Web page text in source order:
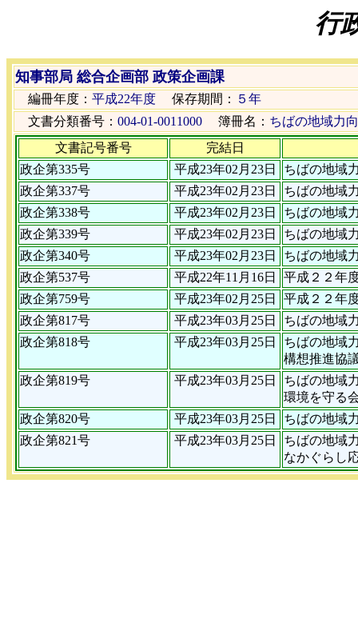
行
知事部局 総合企画部 政策企画課
編冊年度： 平成22年度 保存期間：
５年
文書分類番号： 004-01-0011000 簿冊名： ちばの地域力
文書記号番号
完結日
政企第335号
平成23年02月23日
ちばの地域
政企第337号
平成23年02月23日
ちばの地域
政企第338号
平成23年02月23日
ちばの地域
政企第339号
平成23年02月23日
ちばの地域
政企第340号
平成23年02月23日
ちばの地域
政企第537号
平成22年11月16日
平成２２年
政企第759号
平成23年02月25日
平成２２年
政企第817号
平成23年03月25日
ちばの地域
政企第818号
平成23年03月25日
ちばの地域
構想推進協
政企第819号
平成23年03月25日
ちばの地域
環境を守る
政企第820号
平成23年03月25日
ちばの地域
政企第821号
平成23年03月25日
ちばの地域
なかぐらし